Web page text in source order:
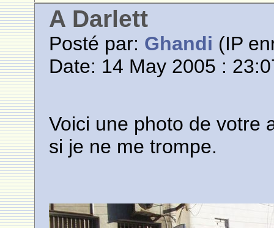
A Darlett
Posté par: Ghandi (IP
Date: 14 May 2005 :
Voici une photo de votre
si je ne me trompe.